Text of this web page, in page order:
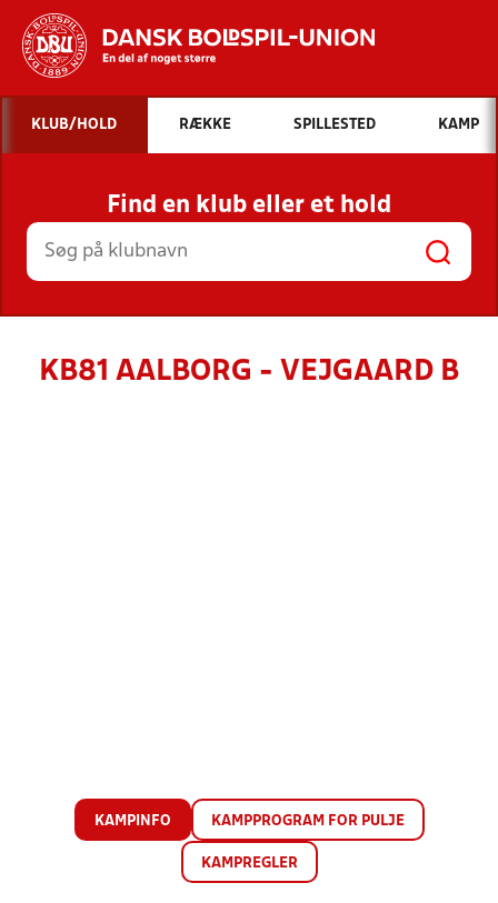
Hvad vil du søge efter?
INDHOLD OG NYHEDER
STILLINGER, RESULTATER, KLUBBER OG
HOLD
KLUB/HOLD RÆKKE SPILLESTED KAMP
Find en klub eller et hold
KB81 AALBORG - VEJGAARD B
KAMPINFO KAMPPROGRAM FOR PULJE
KAMPREGLER